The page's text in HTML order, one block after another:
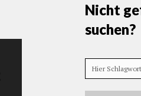
Nicht
suchen?
Hier